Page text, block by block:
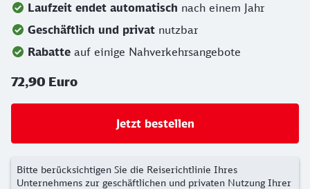
Laufzeit endet automatisch nach einem Jahr
Geschäftlich und privat nutzbar
Rabatte auf einige Nahverkehrsangebote
72,90 Euro
Jetzt bestellen
Bitte berücksichtigen Sie die Reiserichtlinie Ihres
Unternehmens zur geschäftlichen und privaten Nutzung Ihrer